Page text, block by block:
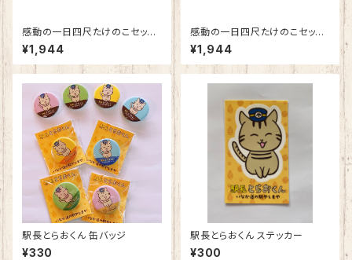
感動の一日四尺たけのこセット
（B）
¥1,944
感動の一日四尺たけのこセット
（C）
¥1,944
駅長とらおくん 缶バッジ
¥330
駅長とらおくん ステッカー
¥300